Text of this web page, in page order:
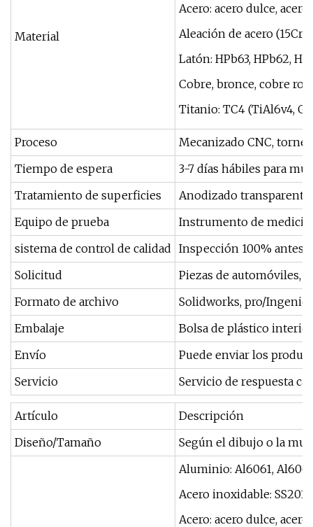
Material
Acero: acero dulce, acero
Aleación de acero
Latón: HPb63, HPb62,
Cobre, bronce, cobre
Titanio: TC4 (TiAl6v4,
Proceso
Mecanizado CNC,
Tiempo de espera
3-7 días hábiles para
Tratamiento de superficies
Anodizado
Equipo de prueba
Instrumento de
sistema de control de calidad Inspección 100% antes
Solicitud
Piezas de automóviles,
Formato de archivo
Solidworks, pro/
Embalaje
Bolsa de plástico
Envío
Puede enviar los
Servicio
Servicio de respuesta
Artículo
Descripción
Diseño/Tamaño
Según el dibujo o la
Aluminio: Al6061,
Acero inoxidable: SS201,
Acero: acero dulce, acero